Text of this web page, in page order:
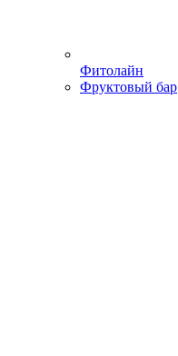
Фитолайн
Фруктовый бар